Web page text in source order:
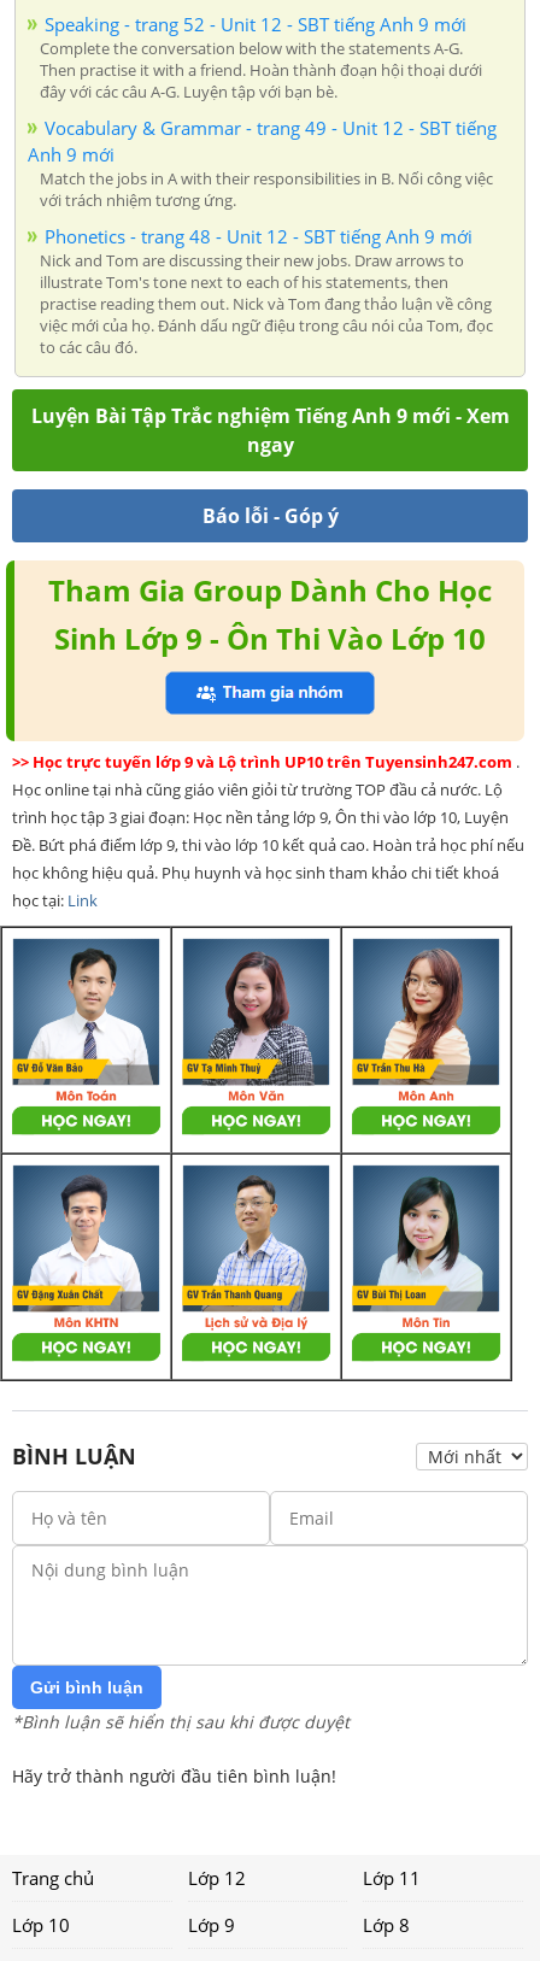
Speaking - trang 52 - Unit 12 - SBT tiếng Anh 9 mới
Complete the conversation below with the statements A-G.
Then practise it with a friend. Hoàn thành đoạn hội thoại dưới
đây với các câu A-G. Luyện tập với bạn bè.
Vocabulary & Grammar - trang 49 - Unit 12 - SBT tiếng
Anh 9 mới
Match the jobs in A with their responsibilities in B. Nối công việc
với trách nhiệm tương ứng.
Phonetics - trang 48 - Unit 12 - SBT tiếng Anh 9 mới
Nick and Tom are discussing their new jobs. Draw arrows to
illustrate Tom's tone next to each of his statements, then
practise reading them out. Nick và Tom đang thảo luận về công
việc mới của họ. Đánh dấu ngữ điệu trong câu nói của Tom, đọc
to các câu đó.
Luyện Bài Tập Trắc nghiệm Tiếng Anh 9 mới - Xem
ngay
Báo lỗi - Góp ý
Tham Gia Group Dành Cho Học
Sinh Lớp 9 - Ôn Thi Vào Lớp 10
>> Học trực tuyến lớp 9 và Lộ trình UP10 trên Tuyensinh247.com .
Học online tại nhà cũng giáo viên giỏi từ trường TOP đầu cả nước. Lộ
trình học tập 3 giai đoạn: Học nền tảng lớp 9, Ôn thi vào lớp 10, Luyện
Đề. Bứt phá điểm lớp 9, thi vào lớp 10 kết quả cao. Hoàn trả học phí nếu
học không hiệu quả. Phụ huynh và học sinh tham khảo chi tiết khoá
học tại: Link
BÌNH LUẬN
Gửi bình luận
*Bình luận sẽ hiển thị sau khi được duyệt
Hãy trở thành người đầu tiên bình luận!
Trang chủ Lớp 12
Lớp 11
Lớp 10
Lớp 9
Lớp 8